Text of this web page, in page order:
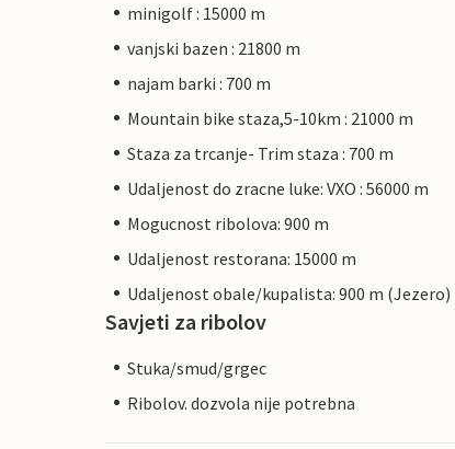
minigolf : 15000 m
vanjski bazen : 21800 m
najam barki : 700 m
Mountain bike staza,5-10km : 21000 m
Staza za trcanje- Trim staza : 700 m
Udaljenost do zracne luke: VXO : 56000 m
Mogucnost ribolova: 900 m
Udaljenost restorana: 15000 m
Udaljenost obale/kupalista: 900 m (Jezero)
Savjeti za ribolov
Stuka/smud/grgec
Ribolov. dozvola nije potrebna